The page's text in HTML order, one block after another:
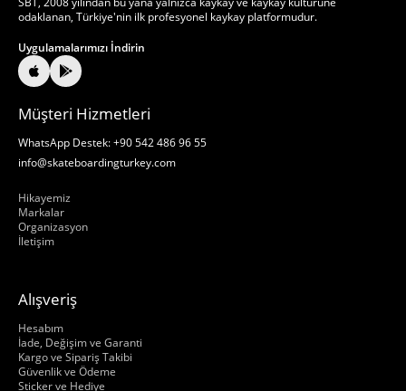
odaklanan, Türkiye'nin ilk profesyonel kaykay platformudur.
Uygulamalarımızı İndirin
Müşteri Hizmetleri
WhatsApp Destek: +90 542 486 96 55
info@skateboardingturkey.com
Hikayemiz
Markalar
Organizasyon
İletişim
Alışveriş
Hakkımızda
Hesabım
İade, Değişim ve Garanti
Kargo ve Sipariş Takibi
Güvenlik ve Ödeme
Sticker ve Hediye